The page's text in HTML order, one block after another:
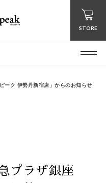
STORE
ーク 伊勢丹新宿店」からのお知らせ
プラザ銀座